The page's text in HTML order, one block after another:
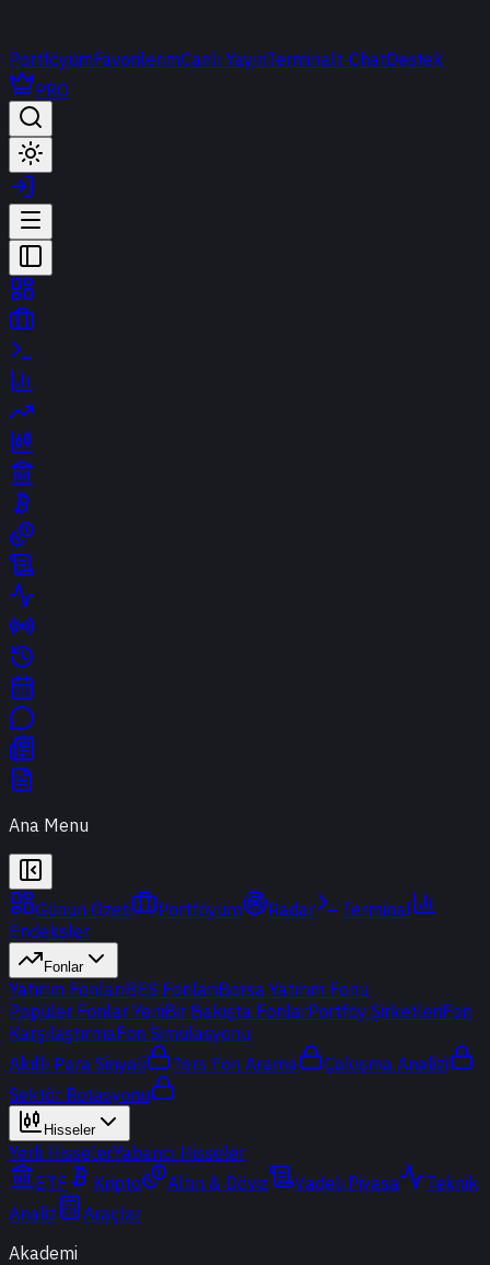
PortföyümFavorilerimCanlı YayınTerminalt-ChatDestek
PRO
Ana Menu
Günün Özeti Portföyüm Radar
Terminal
Endeksler
Fonlar
Yatırım FonlarıBES FonlarıBorsa Yatırım Fonu
Popüler Fonlar YeniBir Bakışta FonlarPortföy ŞirketleriFon
KarşılaştırmaFon Simülasyonu
Akıllı Para Sinyali
Ters Fon Arama
Çakışma Analizi
Sektör Rotasyonu
Hisseler
Yerli HisselerYabancı Hisseler
ETF
Kripto Altın & Döviz Vadeli Piyasa
Teknik
Analiz
Araçlar
Akademi